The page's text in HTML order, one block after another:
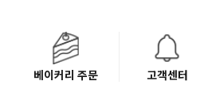
베이커리 주문 고객센터